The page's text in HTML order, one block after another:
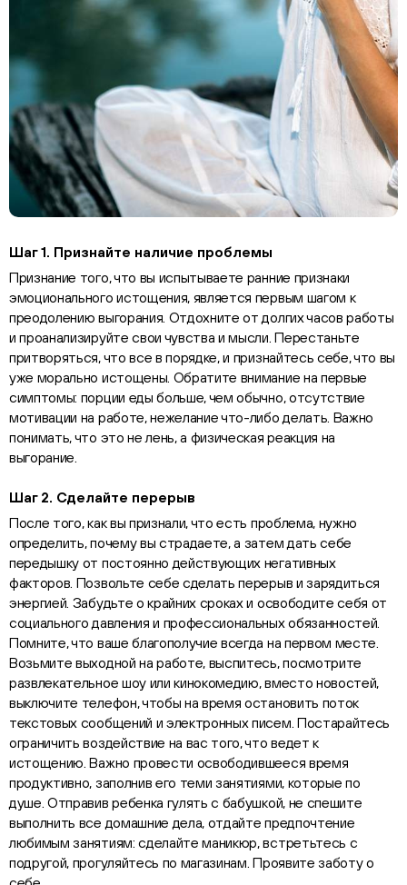
Шаг 1. Признайте наличие проблемы
Признание того, что вы испытываете ранние признаки
эмоционального истощения, является первым шагом к
преодолению выгорания. Отдохните от долгих часов работы
и проанализируйте свои чувства и мысли. Перестаньте
притворяться, что все в порядке, и признайтесь себе, что вы
уже морально истощены. Обратите внимание на первые
симптомы: порции еды больше, чем обычно, отсутствие
мотивации на работе, нежелание что-либо делать. Важно
понимать, что это не лень, а физическая реакция на
выгорание.
Шаг 2. Сделайте перерыв
После того, как вы признали, что есть проблема, нужно
определить, почему вы страдаете, а затем дать себе
передышку от постоянно действующих негативных
факторов. Позвольте себе сделать перерыв и зарядиться
энергией. Забудьте о крайних сроках и освободите себя от
социального давления и профессиональных обязанностей.
Помните, что ваше благополучие всегда на первом месте.
Возьмите выходной на работе, выспитесь, посмотрите
развлекательное шоу или кинокомедию, вместо новостей,
выключите телефон, чтобы на время остановить поток
текстовых сообщений и электронных писем. Постарайтесь
ограничить воздействие на вас того, что ведет к
истощению. Важно провести освободившееся время
продуктивно, заполнив его теми занятиями, которые по
душе. Отправив ребенка гулять с бабушкой, не спешите
выполнить все домашние дела, отдайте предпочтение
любимым занятиям: сделайте маникюр, встретьтесь с
подругой, прогуляйтесь по магазинам. Проявите заботу о